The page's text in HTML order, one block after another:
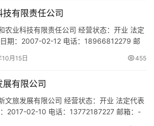
有限责任公司
农业科技有限责任公司 经营状态：开业 法定
期：2007-02-12 电话：18966812279 邮
注册地址：西安市长安区引镇许家沟水库
制造…
月15日 455
有限公司
文旅发展有限公司 经营状态：开业 法定代表
2017-02-10 电话：13772187227 邮箱：-